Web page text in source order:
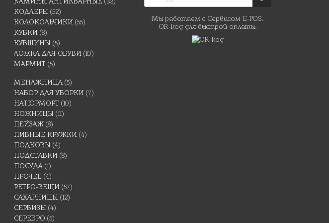
КОДЛЕРЫ (52)
КОЛОКОЛЬЧИКИ (55)
КУБКИ (8)
КУВШИНЫ (5)
ЛОЖКА ДЛЯ ОБУВИ (10)
МАРМИТ (5)
МЕНАЖНИЦА (5)
НАБОР ДЛЯ УБОРКИ (7)
НАТЮРМОРТ (10)
НОЖНИЦЫ (11)
ПЕЙЗАЖ (8)
ПИВНЫЕ КРУЖКИ (4)
ПОДКОВЫ (4)
ПОДСТАВКИ (8)
ПОСУДА (1)
ПРОЧЕЕ (4)
РЕТРО-ВЕЩИ (57)
САХАРНИЦЫ (12)
СЕРВИЗЫ (4)
СЕРЕБРО (5)
Мы работаем с Сервисом E-POS.
QR-код для быстрой оплаты: